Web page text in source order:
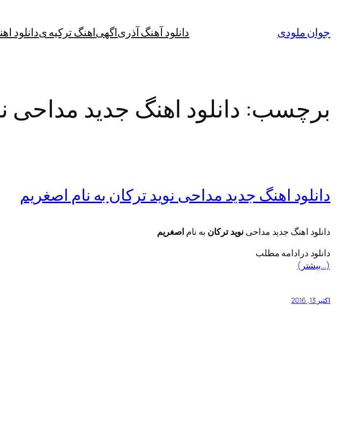
جوان ملودی دانلود آهنگ آذریاگهیاهنگ ترکیه یدانلود
برچسب: دانلود اهنگ جدید مداحی
دانلود اهنگ جدید مداحی نوید ترکان به نام اصغریم
دانلود اهنگ جدید مداحی نوید ترکان به نام اصغریم
دانلود درادامه مطلب
(بیشتر…)
اکتبر 13, 2016